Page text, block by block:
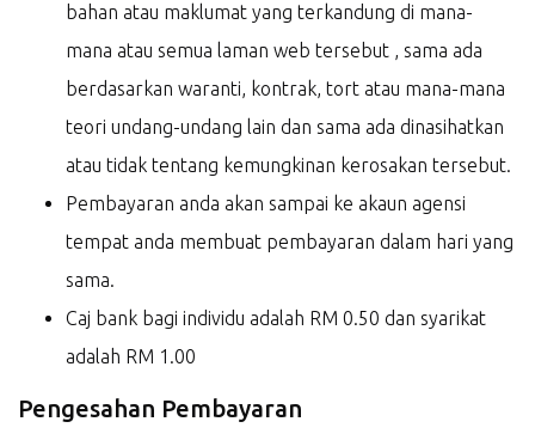
bahan atau maklumat yang terkandung di mana-
mana atau semua laman web tersebut , sama ada
berdasarkan waranti, kontrak, tort atau mana-mana
teori undang-undang lain dan sama ada dinasihatkan
atau tidak tentang kemungkinan kerosakan tersebut.
Pembayaran anda akan sampai ke akaun agensi
tempat anda membuat pembayaran dalam hari yang
sama.
Caj bank bagi individu adalah RM 0.50 dan syarikat
adalah RM 1.00
Pengesahan Pembayaran